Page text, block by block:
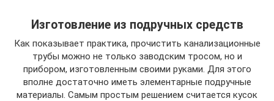
Изготовление из подручных средств
Как показывает практика, прочистить канализационные
трубы можно не только заводским тросом, но и
прибором, изготовленным своими руками. Для этого
вполне достаточно иметь элементарные подручные
материалы. Самым простым решением считается кусок